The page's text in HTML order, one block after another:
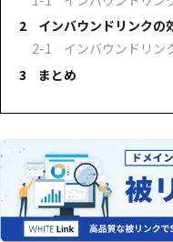
インバウンドリンクの
インバウンドリン
まとめ